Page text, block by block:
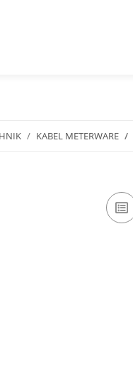
KABEL METERWARE